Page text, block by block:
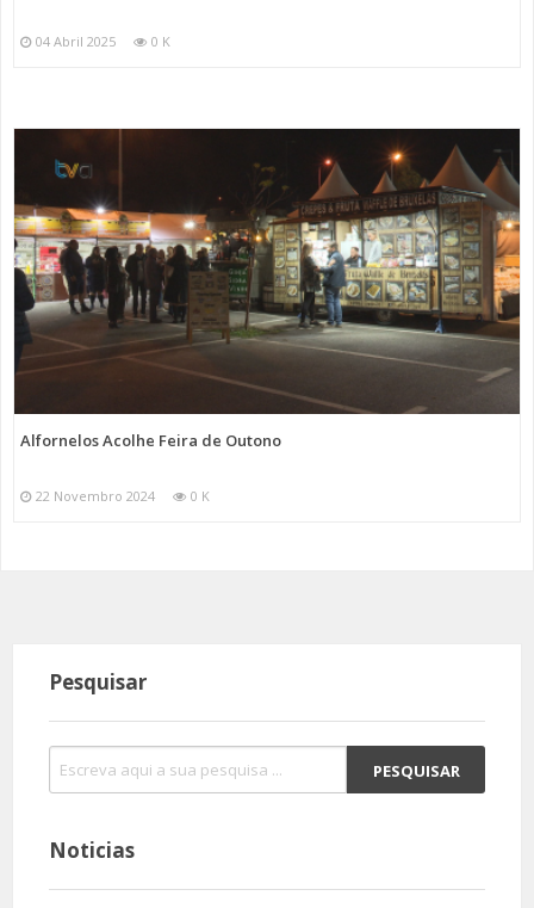
04 Abril 2025 0 K
Alfornelos Acolhe Feira de Outono
22 Novembro 2024 0 K
Pesquisar
Noticias